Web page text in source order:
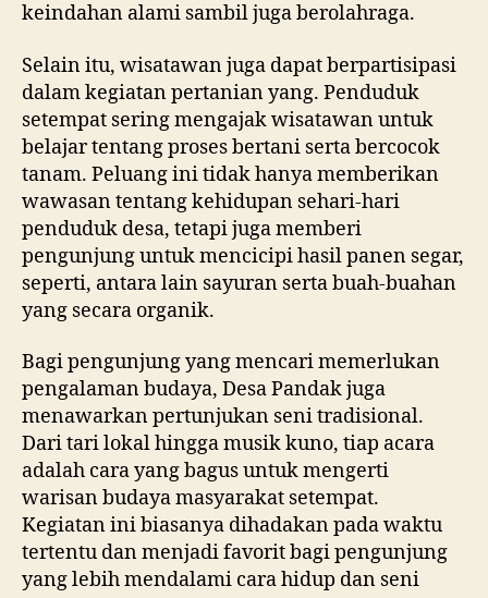
keindahan alami sambil juga berolahraga.
Selain itu, wisatawan juga dapat berpartisipasi
dalam kegiatan pertanian yang. Penduduk
setempat sering mengajak wisatawan untuk
belajar tentang proses bertani serta bercocok
tanam. Peluang ini tidak hanya memberikan
wawasan tentang kehidupan sehari-hari
penduduk desa, tetapi juga memberi
pengunjung untuk mencicipi hasil panen segar,
seperti, antara lain sayuran serta buah-buahan
yang secara organik.
Bagi pengunjung yang mencari memerlukan
pengalaman budaya, Desa Pandak juga
menawarkan pertunjukan seni tradisional.
Dari tari lokal hingga musik kuno, tiap acara
adalah cara yang bagus untuk mengerti
warisan budaya masyarakat setempat.
Kegiatan ini biasanya dihadakan pada waktu
tertentu dan menjadi favorit bagi pengunjung
yang lebih mendalami cara hidup dan seni